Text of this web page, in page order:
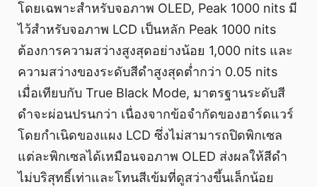
โดยเฉพาะสำหรับจอภาพ OLED, Peak 1000 nits มี
ไว้สำหรับจอภาพ LCD เป็นหลัก Peak 1000 nits
ต้องการความสว่างสูงสุดอย่างน้อย 1,000 nits และ
ความสว่างของระดับสีดำสูงสุดต่ำกว่า 0.05 nits
เมื่อเทียบกับ True Black Mode, มาตรฐานระดับสี
ดำจะผ่อนปรนกว่า เนื่องจากข้อจำกัดของฮาร์ดแวร์
โดยกำเนิดของแผง LCD ซึ่งไม่สามารถปิดพิกเซล
แต่ละพิกเซลได้เหมือนจอภาพ OLED ส่งผลให้สีดำ
ไม่บริสุทธิ์เท่าและโทนสีเข้มที่ดูสว่างขึ้นเล็กน้อย